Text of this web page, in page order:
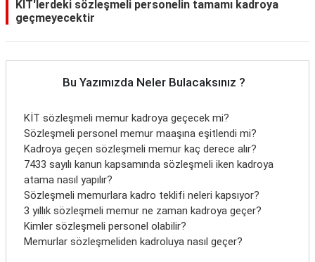
KİT'lerdeki sözleşmeli personelin tamamı kadroya
geçmeyecektir
Bu Yazımızda Neler Bulacaksınız ?
KİT sözleşmeli memur kadroya geçecek mi?
Sözleşmeli personel memur maaşına eşitlendi mi?
Kadroya geçen sözleşmeli memur kaç derece alır?
7433 sayılı kanun kapsamında sözleşmeli iken kadroya
atama nasıl yapılır?
Sözleşmeli memurlara kadro teklifi neleri kapsıyor?
3 yıllık sözleşmeli memur ne zaman kadroya geçer?
Kimler sözleşmeli personel olabilir?
Memurlar sözleşmeliden kadroluya nasıl geçer?